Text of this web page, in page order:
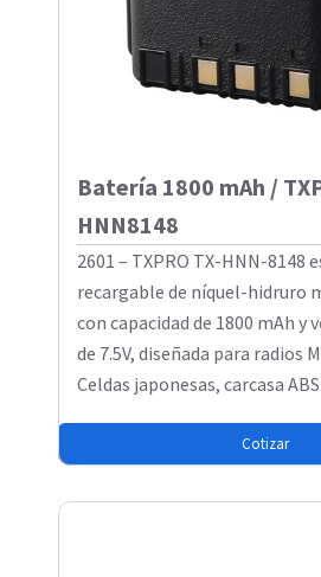
Batería 1800 mAh /
HNN8148
2601 – TXPRO TX-HNN-8148
recargable de níquel-hidruro
con capacidad de 1800 mAh
de 7.5V, diseñada para radios
Celdas japonesas, carcasa ABS
Cotizar